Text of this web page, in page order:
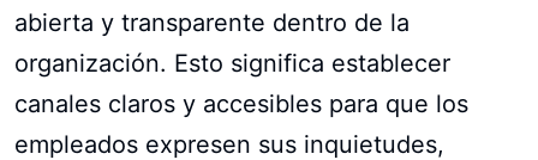
abierta y transparente dentro de la
organización. Esto significa establecer
canales claros y accesibles para que los
empleados expresen sus inquietudes,